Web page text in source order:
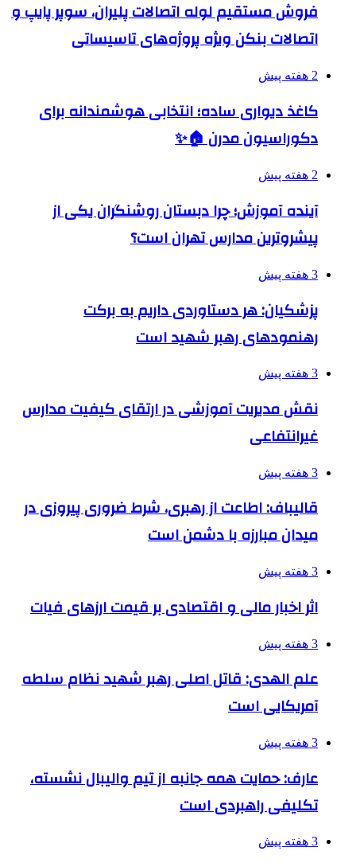
فروش مستقیم لوله اتصالات پلیران، سوپر پایپ و
اتصالات بنکن ویژه پروژه‌های تاسیساتی
2 هفته پیش
کاغذ دیواری ساده؛ انتخابی هوشمندانه برای
دکوراسیون مدرن 🏠✨
2 هفته پیش
آینده آموزش؛ چرا دبستان روشنگران یکی از
پیشروترین مدارس تهران است؟
3 هفته پیش
پزشکیان: هر دستاوردی داریم به برکت
رهنمودهای رهبر شهید است
3 هفته پیش
نقش مدیریت آموزشی در ارتقای کیفیت مدارس
غیرانتفاعی
3 هفته پیش
قالیباف: اطاعت از رهبری، شرط ضروری پیروزی در
میدان مبارزه با دشمن است
3 هفته پیش
اثر اخبار مالی و اقتصادی بر قیمت ارزهای فیات
3 هفته پیش
علم الهدی: قاتل اصلی رهبر شهید نظام سلطه
آمریکایی است
3 هفته پیش
عارف: حمایت همه جانبه از تیم والیبال نشسته،
تکلیفی راهبردی است
3 هفته پیش